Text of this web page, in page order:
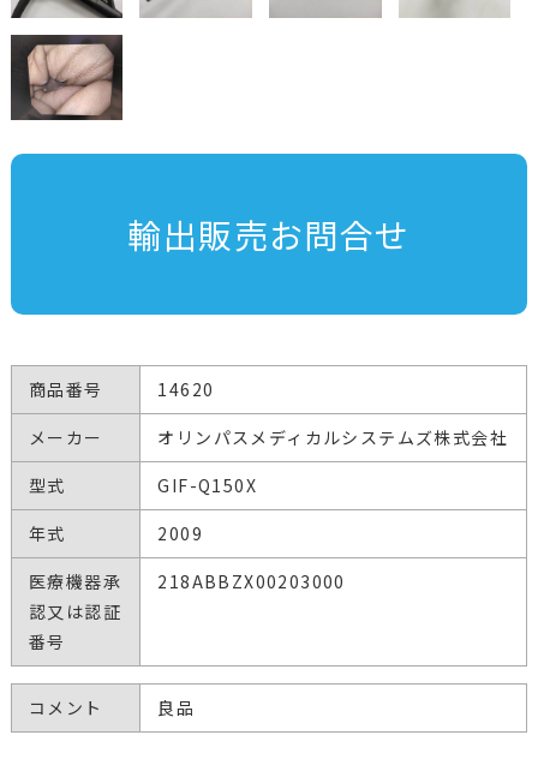
輸出販売お問合せ
商品番号
14620
メーカー
オリンパスメディカルシステムズ株式会社
型式
GIF-Q150X
年式
2009
医療機器承
認又は認証
番号
218ABBZX00203000
コメント 良品